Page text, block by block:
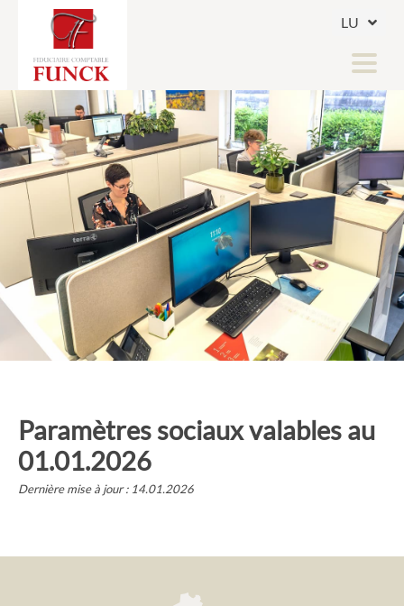
LU
FR
DE
COMPTABILITÉ & FISCALITÉ
SECRÉTARIAT SOCIAL
SECURE - CLIENT ACCESS
News
Jobs
Interlocuteurs
Contact
Paramètres sociaux valables au
01.01.2026
Dernière mise à jour : 14.01.2026